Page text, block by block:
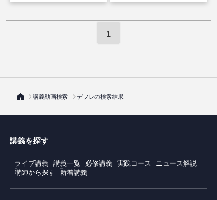
1
講義動画検索 デフレの検索結果
講義を探す
ライブ講義 講義一覧 必修講義 実践コース
ニュース解説
講師から探す
新着講義